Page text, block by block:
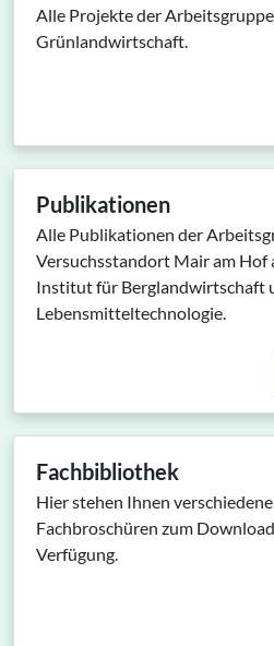
Alle Projekte der Arbeitsgruppe
Grünlandwirtschaft.
Publikationen
Alle Publikationen der
Versuchsstandort Mair am Hof
Institut für Berglandwirtschaft
Lebensmitteltechnologie.
Fachbibliothek
Hier stehen Ihnen verschiedene
Fachbroschüren zum
Verfügung.